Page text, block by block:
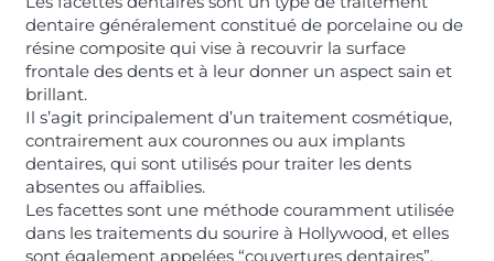
dentaire généralement constitué de porcelaine ou de
résine composite qui vise à recouvrir la surface
frontale des dents et à leur donner un aspect sain et
brillant.
Il s’agit principalement d’un traitement cosmétique,
contrairement aux couronnes ou aux implants
dentaires, qui sont utilisés pour traiter les dents
absentes ou affaiblies.
Les facettes sont une méthode couramment utilisée
dans les traitements du sourire à Hollywood, et elles
sont également appelées “couvertures dentaires”.